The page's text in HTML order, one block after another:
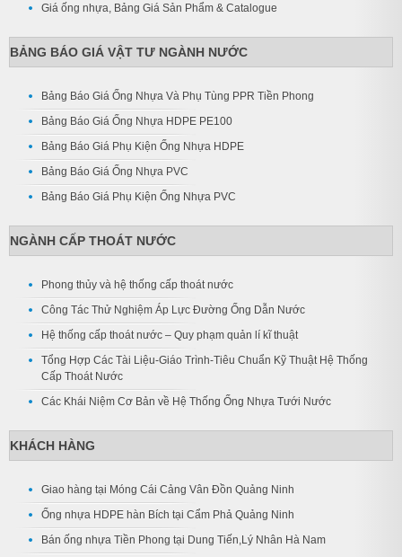
Giá ống nhựa, Bảng Giá Sản Phẩm & Catalogue
BẢNG BÁO GIÁ VẬT TƯ NGÀNH NƯỚC
Bảng Báo Giá Ống Nhựa Và Phụ Tùng PPR Tiền Phong
Bảng Báo Giá Ống Nhựa HDPE PE100
Bảng Báo Giá Phụ Kiện Ống Nhựa HDPE
Bảng Báo Giá Ống Nhựa PVC
Bảng Báo Giá Phụ Kiện Ống Nhựa PVC
NGÀNH CẤP THOÁT NƯỚC
Phong thủy và hệ thống cấp thoát nước
Công Tác Thử Nghiệm Áp Lực Đường Ống Dẫn Nước
Hệ thống cấp thoát nước – Quy phạm quản lí kĩ thuật
Tổng Hợp Các Tài Liệu-Giáo Trình-Tiêu Chuẩn Kỹ Thuật Hệ Thống
Cấp Thoát Nước
Các Khái Niệm Cơ Bản về Hệ Thống Ống Nhựa Tưới Nước
KHÁCH HÀNG
Giao hàng tại Móng Cái Cảng Vân Đồn Quảng Ninh
Ống nhựa HDPE hàn Bích tại Cẩm Phả Quảng Ninh
Bán ống nhựa Tiền Phong tại Dung Tiến,Lý Nhân Hà Nam